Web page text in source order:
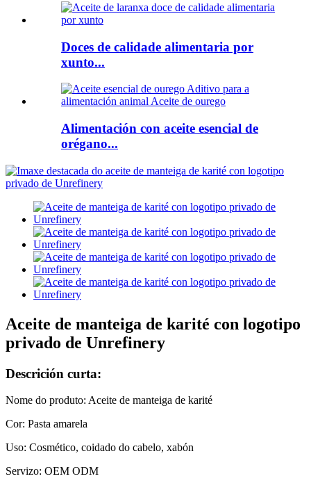
Doces de calidade alimentaria por
xunto...
Alimentación con aceite esencial de
orégano...
Aceite de manteiga de karité con logotipo
privado de Unrefinery
Descrición curta:
Nome do produto: Aceite de manteiga de karité
Cor: Pasta amarela
Uso: Cosmético, coidado do cabelo, xabón
Servizo: OEM ODM